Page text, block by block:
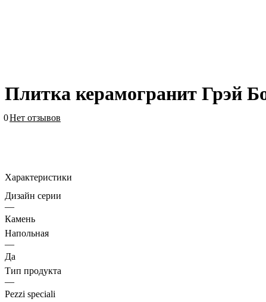
Плитка керамогранит Грэй
0Нет отзывов
Характеристики
Дизайн серии
—
Камень
Напольная
—
Да
Тип продукта
—
Pezzi speciali